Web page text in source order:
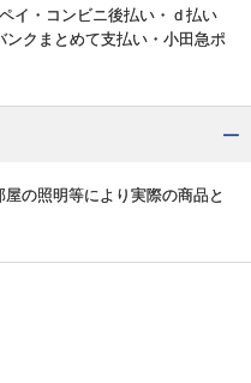
イ・コンビニ後払い・ｄ払い
ンクまとめて支払い・小田急ポ
の照明等により実際の商品と